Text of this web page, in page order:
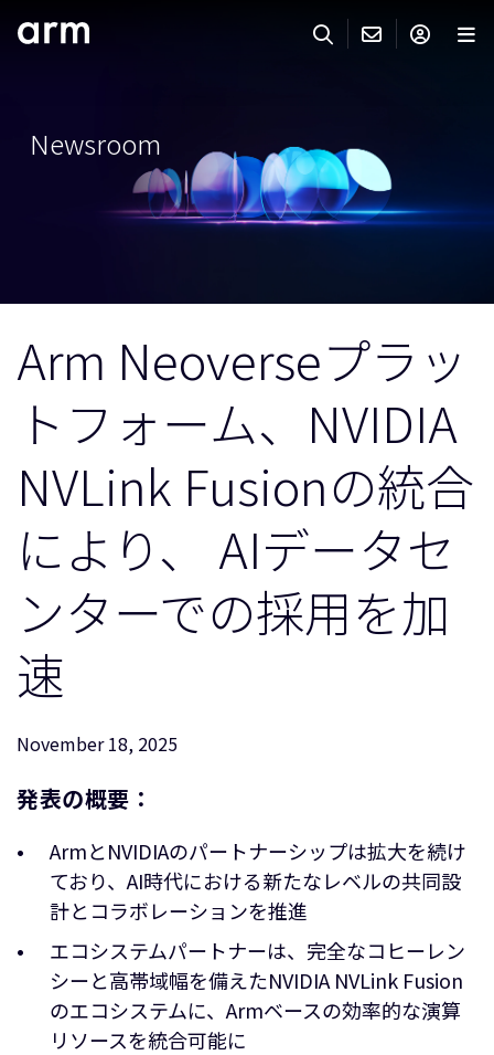
Skip to Footer
サポート
IP サポート
企業様向けFlexible Access
IPライセンスのお問い合わせ
その他のお問い合わせ
Arm Integrity Helpline
報道関連
人材採用
研究連携
ウェブサイト
IR関連
セキュリティ脆弱性の報告
グローバル本社
110 Fulbourn Road
Cambridge, UK
CB1 9NJ
Fax: + 44(1223) 400 410
全てのオフィスを見る
Armアカウント
ログインしてArmアカウントにアクセスする。
開発
サポート&トレーニング
企業情報
Newsroom
Arm Neoverseプラッ
トフォーム、NVIDIA
NVLink Fusionの統合
により、 AIデータセ
ンターでの採用を加
速
November 18, 2025
発表の概要：
ArmとNVIDIAのパートナーシップは拡大を続け
ており、AI時代における新たなレベルの共同設
計とコラボレーションを推進
エコシステムパートナーは、完全なコヒーレン
シーと高帯域幅を備えたNVIDIA NVLink Fusion
のエコシステムに、Armベースの効率的な演算
リソースを統合可能に